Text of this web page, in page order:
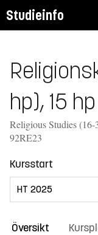
Studieinfo
hp), 15 hp
Religious Studies
92RE23
Kursstart
Översikt